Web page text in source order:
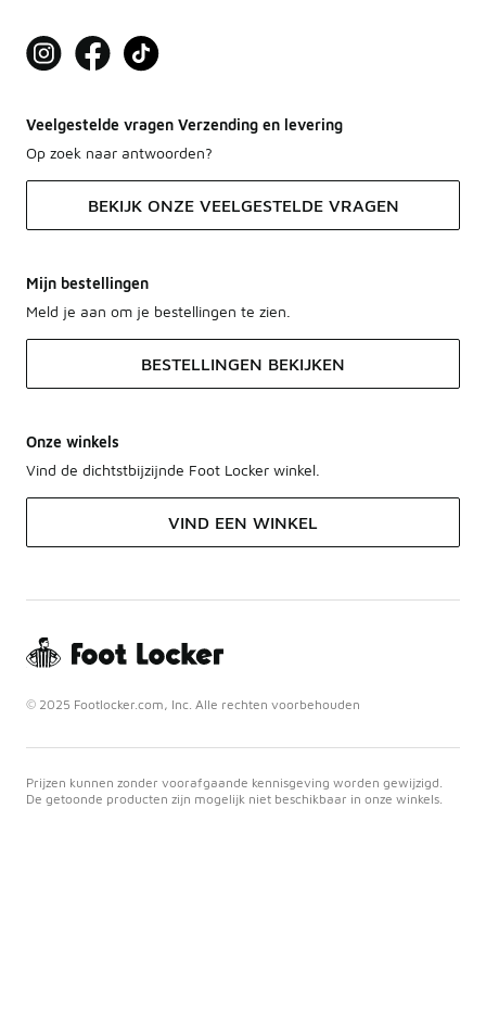
Veelgestelde vragen Verzending en levering
Op zoek naar antwoorden?
BEKIJK ONZE VEELGESTELDE VRAGEN
Mijn bestellingen
Meld je aan om je bestellingen te zien.
BESTELLINGEN BEKIJKEN
Onze winkels
Vind de dichtstbijzijnde Foot Locker winkel.
VIND EEN WINKEL
© 2025 Footlocker.com, Inc. Alle rechten voorbehouden
Prijzen kunnen zonder voorafgaande kennisgeving worden gewijzigd.
De getoonde producten zijn mogelijk niet beschikbaar in onze winkels.